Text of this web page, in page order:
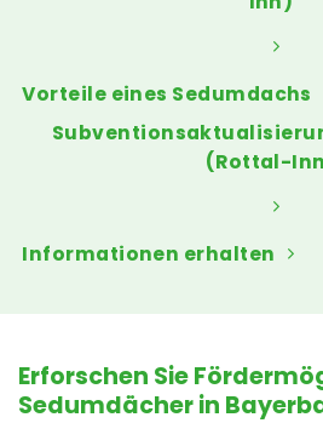
Vorteile eines Sedumdachs
(Rottal-
Informationen erhalten
Erforschen Sie
Sedumdächer in